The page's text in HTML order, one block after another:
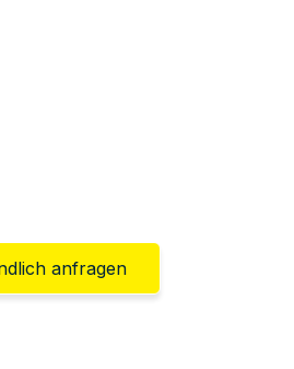
anfragen